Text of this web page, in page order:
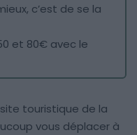
c’est de se la
et 80€ avec le
touristique de la
vous déplacer à